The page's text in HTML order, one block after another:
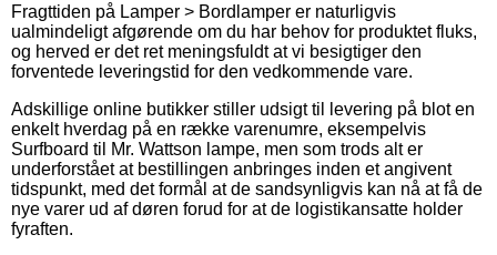
Fragttiden på Lamper > Bordlamper er naturligvis
ualmindeligt afgørende om du har behov for produktet fluks,
og herved er det ret meningsfuldt at vi besigtiger den
forventede leveringstid for den vedkommende vare.
Adskillige online butikker stiller udsigt til levering på blot en
enkelt hverdag på en række varenumre, eksempelvis
Surfboard til Mr. Wattson lampe, men som trods alt er
underforstået at bestillingen anbringes inden et angivent
tidspunkt, med det formål at de sandsynligvis kan nå at få de
nye varer ud af døren forud for at de logistikansatte holder
fyraften.